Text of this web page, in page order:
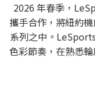
2026 年春季，
攜手合作，將紐約
系列之中。
色彩節奏，在熟悉